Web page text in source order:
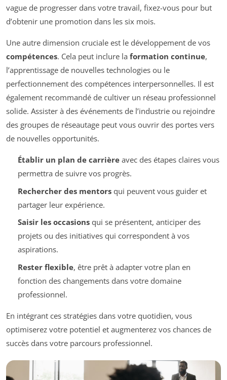
vague de progresser dans votre travail, fixez-vous pour but
d’obtenir une promotion dans les six mois.
Une autre dimension cruciale est le développement de vos
compétences. Cela peut inclure la formation continue,
l’apprentissage de nouvelles technologies ou le
perfectionnement des compétences interpersonnelles. Il est
également recommandé de cultiver un réseau professionnel
solide. Assister à des événements de l’industrie ou rejoindre
des groupes de réseautage peut vous ouvrir des portes vers
de nouvelles opportunités.
Établir un plan de carrièreavec des étapes claires vous
permettra de suivre vos progrès.
Rechercher des mentorsqui peuvent vous guider et
partager leur expérience.
Saisir les occasionsqui se présentent, anticiper des
projets ou des initiatives qui correspondent à vos
aspirations.
Rester flexible, être prêt à adapter votre plan en
fonction des changements dans votre domaine
professionnel.
En intégrant ces stratégies dans votre quotidien, vous
optimiserez votre potentiel et augmenterez vos chances de
succès dans votre parcours professionnel.